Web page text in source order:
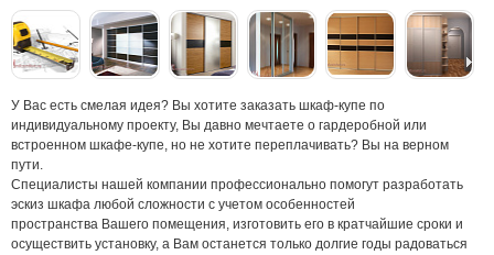
У Вас есть смелая идея? Вы хотите заказать шкаф-купе по
индивидуальному проекту, Вы давно мечтаете о гардеробной или
встроенном шкафе-купе, но не хотите переплачивать? Вы на верном
пути.
Специалисты нашей компании профессионально помогут разработать
эскиз шкафа любой сложности с учетом особенностей
пространства Вашего помещения, изготовить его в кратчайшие сроки и
осуществить установку, а Вам останется только долгие годы радоваться